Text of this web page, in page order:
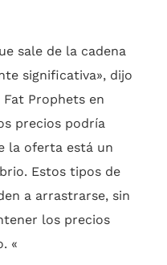
sale de la cadena
significativa», dijo
Prophets en
precios podría
la oferta está un
Estos tipos de
a arrastrarse, sin
los precios
«